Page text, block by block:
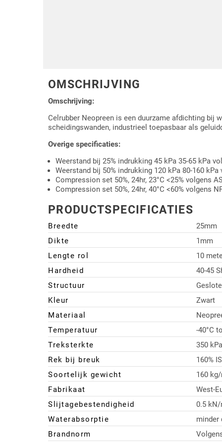
SchoonmaakmiddelOMSCHRIJVING
Omschrijving:
Celrubber Neopreen is een duurzame afdichting bij
scheidingswanden, industrieel toepasbaar als
Overige specificaties:
Weerstand bij 25% indrukking 45 kPa 35-65 kPa
Weerstand bij 50% indrukking 120 kPa 80-160 kPa
Compression set 50%, 24hr, 23°C <25% volgens
Compression set 50%, 24hr, 40°C <60% volgens
PRODUCTSPECIFICATIES
Breedte
25mm
Dikte
1mm
Lengte rol
10
Hardheid
40-45
Structuur
Kleur
Zwart
Materiaal
Temperatuur
-40°C
Treksterkte
350
Rek bij breuk
160%
Soortelijk gewicht
160
Fabrikaat
West-
Slijtagebestendigheid
0.5 kN/
Waterabsorptie
minder
Brandnorm